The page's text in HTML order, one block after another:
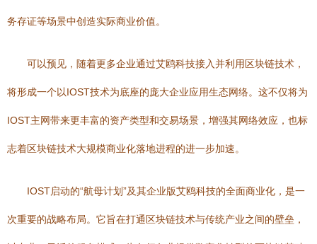
务存证等场景中创造实际商业价值。
可以预见，随着更多企业通过艾鸥科技接入并利用区块链技术，
将形成一个以IOST技术为底座的庞大企业应用生态网络。这不仅将为
IOST主网带来更丰富的资产类型和交易场景，增强其网络效应，也标
志着区块链技术大规模商业化落地进程的进一步加速。
IOST启动的“航母计划”及其企业版艾鸥科技的全面商业化，是一
次重要的战略布局。它旨在打通区块链技术与传统产业之间的壁垒，